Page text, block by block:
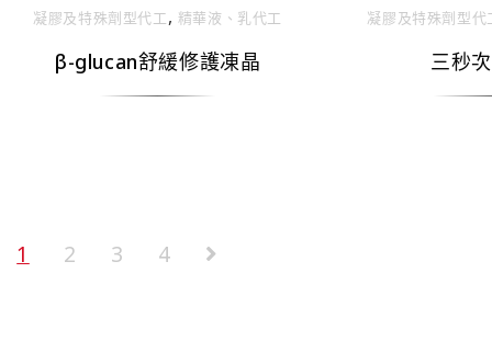
凝膠及特殊劑型代⼯, 精華液、乳代⼯
β-glucan舒緩修護凍晶
凝膠及特殊劑型代
三秒
1 2 3 4